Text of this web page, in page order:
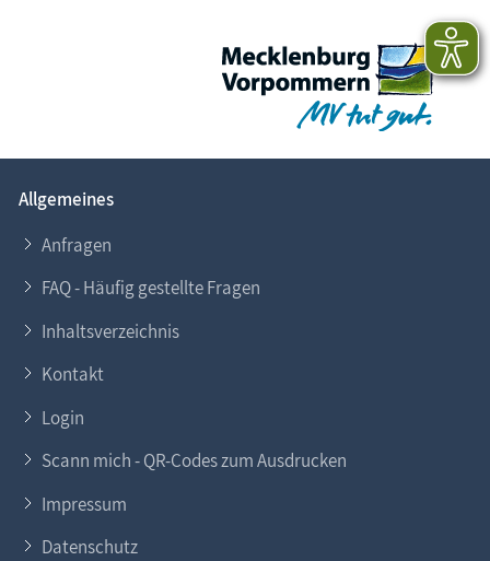
Allgemeines
Anfragen
FAQ - Häufig gestellte Fragen
Inhaltsverzeichnis
Kontakt
Login
Scann mich - QR-Codes zum Ausdrucken
Impressum
Datenschutz